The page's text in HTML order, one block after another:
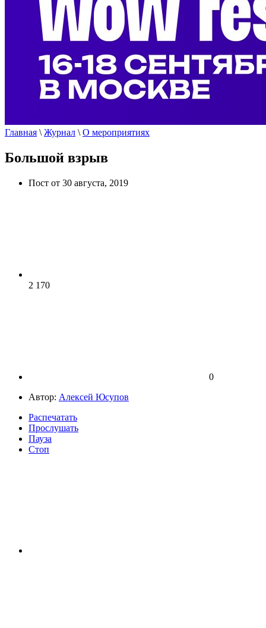
Главная \ Журнал \ О мероприятиях
Большой взрыв
Пост от 30 августа, 2019
2 170
0
Автор: Алексей Юсупов
Распечатать
Прослушать
Пауза
Стоп